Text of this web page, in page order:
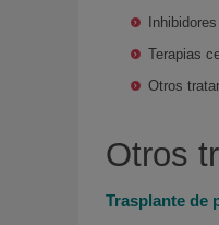
Terapias
Otros
Otros
Trasplante de